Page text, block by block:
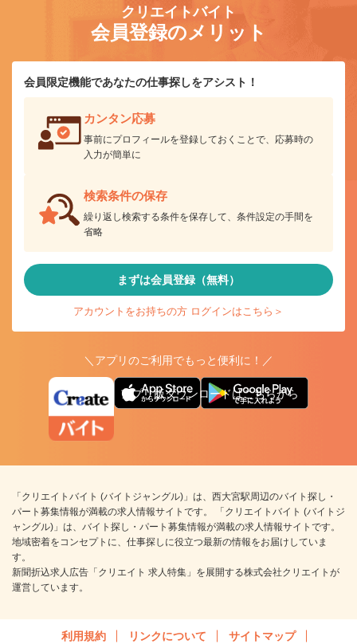
クリエイトバイト
会員登録のメリット
会員限定機能であなたの仕事探しをアシスト！
カンタン応募
事前にプロフィールを登録しておくことで、応募時の
入力が簡単に
検索条件の保存
繰り返し検索する条件を保存して、条件設定の手間を
省略
まずは会員登録（無料）
アカウントをお持ちの方 ログインはこちら＞
＼アプリのご利用でもっと便利に！／
アプリ版ダウンロードはこちらから
「クリエイトバイト (バイトジャングル)」は、西大宮駅周辺のバイト探し・
パート募集情報が満載の求人情報サイトです。 「クリエイトバイト (バイトジ
ャングル)」は、バイト探し・パート募集情報が満載の求人情報サイトです。
地域密着をコンセプトに、仕事探しに役立つ最新の情報をお届けしていま
す。
新聞折込求人広告「クリエイト 求人特集」を展開する株式会社クリエイトが
運営しています。
利用規約 リンクについて サイトマップ